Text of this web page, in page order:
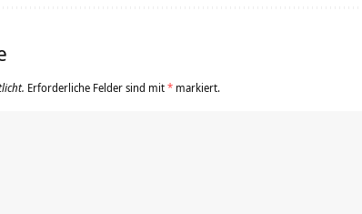
Erforderliche Felder sind mit* markiert.